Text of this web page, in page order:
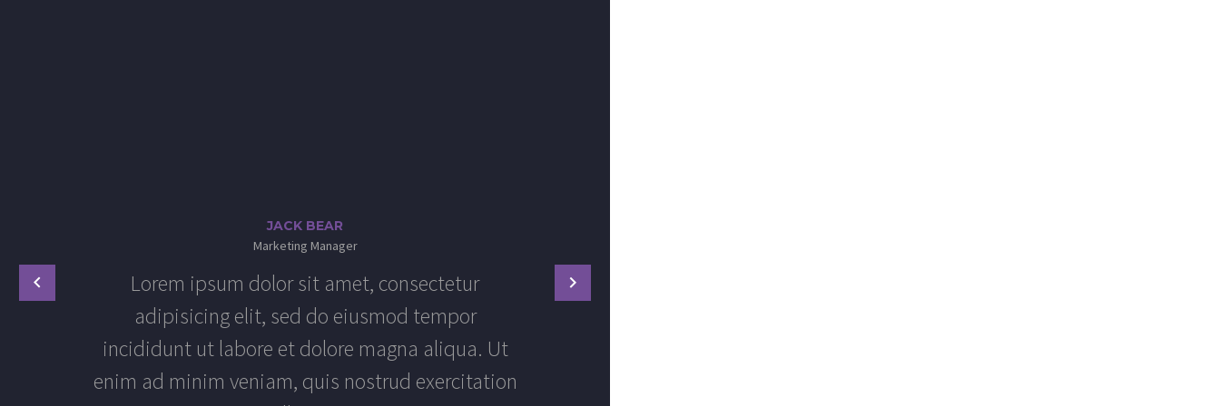
JACK BEAR
Marketing Manager
Lorem ipsum dolor sit amet, consectetur
adipisicing elit, sed do eiusmod tempor
incididunt ut labore et dolore magna aliqua. Ut
enim ad minim veniam, quis nostrud exercitation